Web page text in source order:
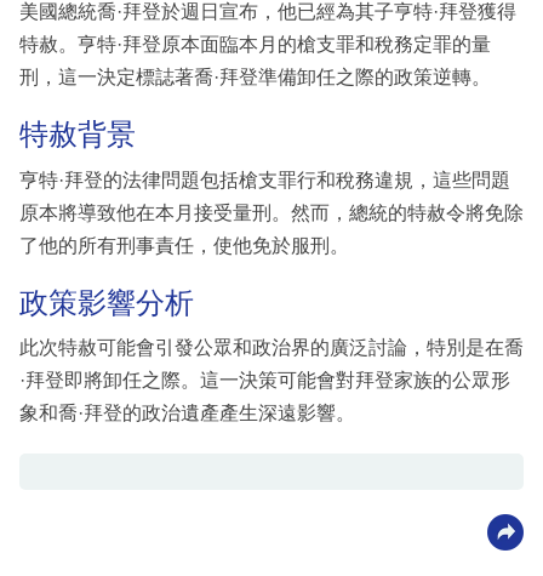
區
美國總統喬·拜登於週日宣布，他已經為其子亨特·拜登獲得
特赦。亨特·拜登原本面臨本月的槍支罪和稅務定罪的量
刑，這一決定標誌著喬·拜登準備卸任之際的政策逆轉。
特赦背景
亨特·拜登的法律問題包括槍支罪行和稅務違規，這些問題
原本將導致他在本月接受量刑。然而，總統的特赦令將免除
了他的所有刑事責任，使他免於服刑。
政策影響分析
此次特赦可能會引發公眾和政治界的廣泛討論，特別是在喬
·拜登即將卸任之際。這一決策可能會對拜登家族的公眾形
象和喬·拜登的政治遺產產生深遠影響。